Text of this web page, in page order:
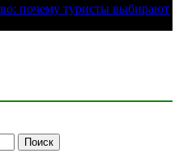
почему туристы выбирают